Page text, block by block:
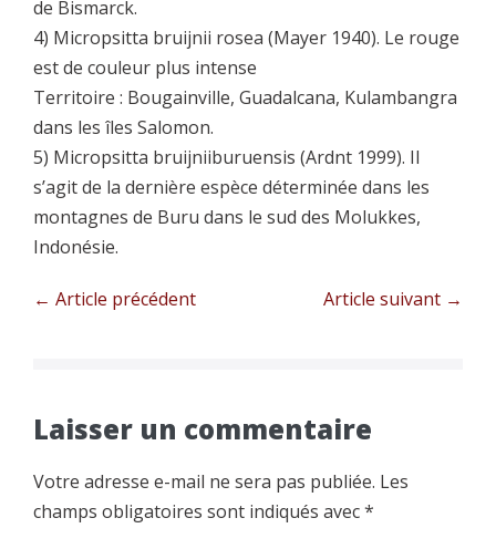
de Bismarck.
4) Micropsitta bruijnii rosea (Mayer 1940). Le rouge
est de couleur plus intense
Territoire : Bougainville, Guadalcana, Kulambangra
dans les îles Salomon.
5) Micropsitta bruijniiburuensis (Ardnt 1999). Il
s’agit de la dernière espèce déterminée dans les
montagnes de Buru dans le sud des Molukkes,
Indonésie.
Navigation
← Article précédent Article suivant →
Laisser un commentaire
Votre adresse e-mail ne sera pas publiée. Les
champs obligatoires sont indiqués avec*